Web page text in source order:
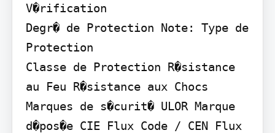
V�rification
Degr� de Protection Note: Type de
Protection
Classe de Protection R�sistance
au Feu R�sistance aux Chocs
Marques de s�curit� ULOR Marque
d�pos�e CIE Flux Code / CEN Flux